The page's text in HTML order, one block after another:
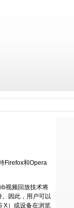
Firefox和Opera
视频回放技术将
因此，用户可以
X）或设备在浏览